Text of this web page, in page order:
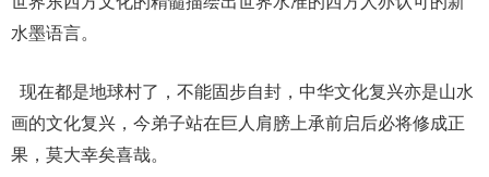
水墨语言。
现在都是地球村了，不能固步自封，中华文化复兴亦是山水
画的文化复兴，今弟子站在巨人肩膀上承前启后必将修成正
果，莫大幸矣喜哉。